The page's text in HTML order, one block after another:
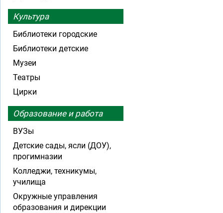
Культура
Библиотеки городские
Библиотеки детские
Музеи
Театры
Цирки
Образование и работа
ВУЗы
Детские сады, ясли (ДОУ),
прогимназии
Колледжи, техникумы,
училища
Окружные управления
образования и дирекции